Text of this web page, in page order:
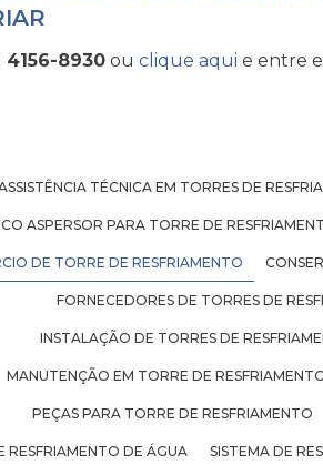
4156-8930 ou clique aqui e entre
TÉCNICA EM TORRES DE
ASPERSOR PARA TORRE DE
DE TORRE DE RESFRIAMENTO
FORNECEDORES DE TORRES DE
INSTALAÇÃO DE TORRES DE
MANUTENÇÃO EM TORRE DE
PEÇAS PARA TORRE DE RESFRIAMENTO
RESFRIAMENTO DE ÁGUA SISTEMA DE